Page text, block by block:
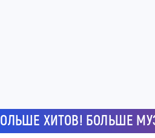
ХИТОВ! БОЛЬШЕ